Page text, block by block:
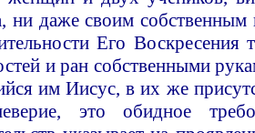
ни даже своим собственным
Его Воскресения
и ран собственными
им Иисус, в их же
это обидное